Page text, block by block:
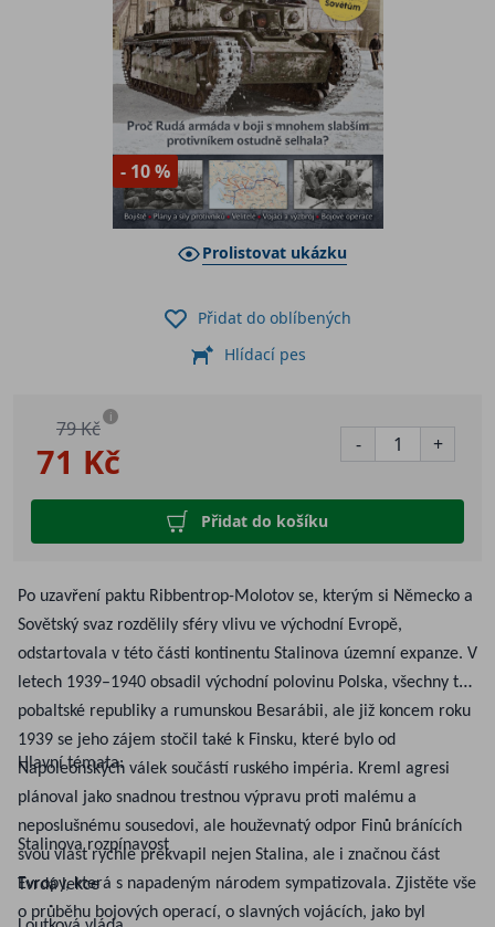
- 10 %
Prolistovat ukázku
71 Kč
79 Kč i
- +
Přidat do košíku
Přidat do oblíbených
Hlídací pes
Po uzavření paktu Ribbentrop-Molotov se, kterým si Německo a
Sovětský svaz rozdělily sféry vlivu ve východní Evropě,
odstartovala v této části kontinentu Stalinova územní expanze. V
letech 1939–1940 obsadil východní polovinu Polska, všechny tři
pobaltské republiky a rumunskou Besarábii, ale již koncem roku
1939 se jeho zájem stočil také k Finsku, které bylo od
Napoleonských válek součástí ruského impéria. Kreml agresi
plánoval jako snadnou trestnou výpravu proti malému a
neposlušnému sousedovi, ale houževnatý odpor Finů bránících
svou vlast rychle překvapil nejen Stalina, ale i značnou část
Evropy, která s napadeným národem sympatizovala. Zjistěte vše
o průběhu bojových operací, o slavných vojácích, jako byl
Hlavní témata:
Stalinova rozpínavost
Tvrdá lekce